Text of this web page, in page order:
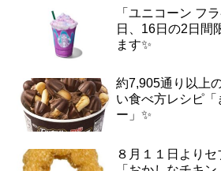
「ユニコーン フ
日、16日の2日間
ます✨
約7,905通り以上
い食べ方レシピ「
ー」✨
８月１１日より